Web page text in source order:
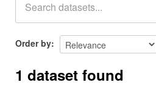
Groups
About
Order by
1 dataset found